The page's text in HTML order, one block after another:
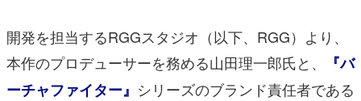
開発を担当するRGGスタジオ（以下、RGG）より、
本作のプロデューサーを務める山田理一郎氏と、
『バ
ーチャファイター』 シリーズのブランド責任者である